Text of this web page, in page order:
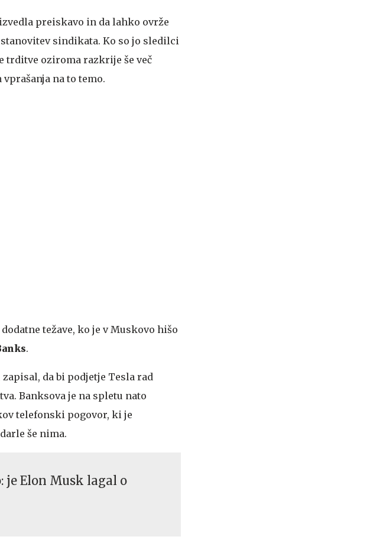
izvedla preiskavo in da lahko ovrže
sindikata. Ko so jo sledilci
trditve oziroma razkrije še več
na to temo.
težave, ko je v Muskovo hišo
.
da bi podjetje Tesla rad
Banksova je na spletu nato
telefonski pogovor, ki je
še nima.
je Elon Musk lagal o